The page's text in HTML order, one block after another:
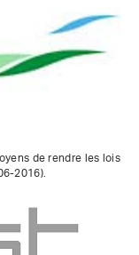
de rendre les lois
2016).